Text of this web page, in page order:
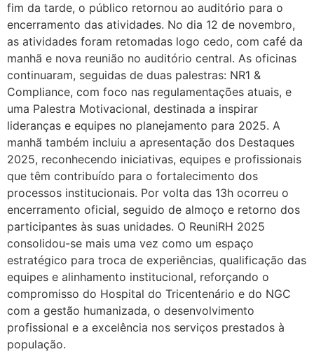
fim da tarde, o público retornou ao auditório para o
encerramento das atividades. No dia 12 de novembro,
as atividades foram retomadas logo cedo, com café da
manhã e nova reunião no auditório central. As oficinas
continuaram, seguidas de duas palestras: NR1 &
Compliance, com foco nas regulamentações atuais, e
uma Palestra Motivacional, destinada a inspirar
lideranças e equipes no planejamento para 2025. A
manhã também incluiu a apresentação dos Destaques
2025, reconhecendo iniciativas, equipes e profissionais
que têm contribuído para o fortalecimento dos
processos institucionais. Por volta das 13h ocorreu o
encerramento oficial, seguido de almoço e retorno dos
participantes às suas unidades. O ReuniRH 2025
consolidou-se mais uma vez como um espaço
estratégico para troca de experiências, qualificação das
equipes e alinhamento institucional, reforçando o
compromisso do Hospital do Tricentenário e do NGC
com a gestão humanizada, o desenvolvimento
profissional e a excelência nos serviços prestados à
população.